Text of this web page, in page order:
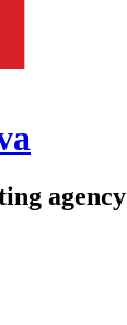
agency